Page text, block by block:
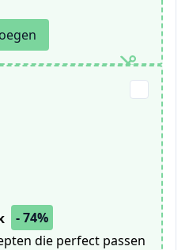
- 74%
die perfect passen